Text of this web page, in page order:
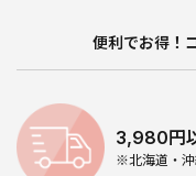
便利でお得！
3,980円
※北海道・